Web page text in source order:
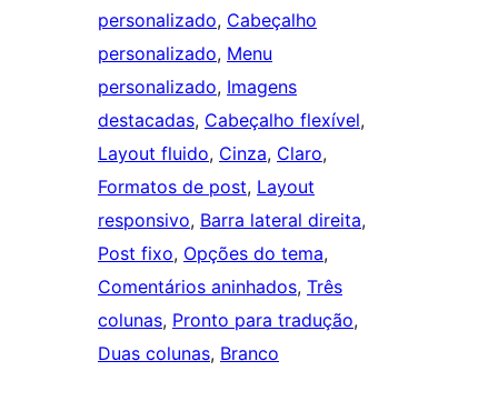
personalizado, Cabeçalho
personalizado, Menu
personalizado, Imagens
destacadas, Cabeçalho flexível
Layout fluido, Cinza, Claro
Formatos de post, Layout
responsivo, Barra lateral direita
Post fixo, Opções do tema
Comentários aninhados, Três
colunas, Pronto para tradução
Duas colunas, Branco